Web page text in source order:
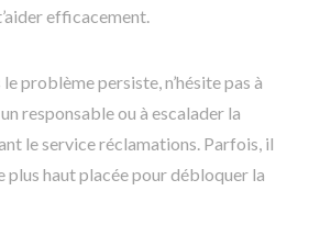
efficacement.
problème persiste, n’hésite pas à
responsable ou à escalader la
le service réclamations. Parfois, il
plus haut placée pour débloquer la